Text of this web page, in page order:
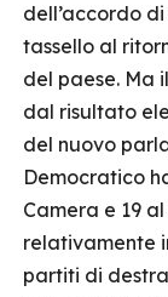
dell’accordo
tassello al
del paese. Ma
dal risultato
del nuovo
Democratico
Camera e 19
relativamente
partiti di